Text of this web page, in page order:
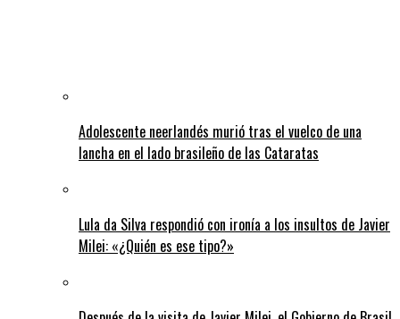
Adolescente neerlandés murió tras el vuelco de una
lancha en el lado brasileño de las Cataratas
Lula da Silva respondió con ironía a los insultos de Javier
Milei: «¿Quién es ese tipo?»